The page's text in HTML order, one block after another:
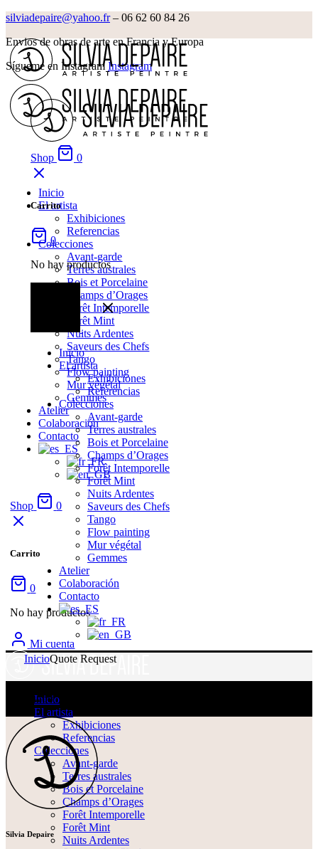
silviadepaire@yahoo.fr– 06 62 60 84 26‬
Envios de obras de arte en Francia y Europa
Sígueme en Instagram Instagram
Inicio
El artista
Exhibiciones
Referencias
Colecciones
Avant-garde
Terres australes
Bois et Porcelaine
Champs d’Orages
Forêt Intemporelle
Forêt Mint
Nuits Ardentes
Saveurs des Chefs
Tango
Flow painting
Mur végétal
Gemmes
Atelier
Colaboración
Contacto
Shop 0
Carrito
0
No hay productos
Mi cuenta
Inicio
El artista
Exhibiciones
Referencias
Colecciones
Avant-garde
Terres australes
Bois et Porcelaine
Champs d’Orages
Forêt Intemporelle
Forêt Mint
Nuits Ardentes
Shop 0
Carrito
0
No hay productos
Inicio
El artista
Exhibiciones
Referencias
Colecciones
Avant-garde
Terres australes
Bois et Porcelaine
Champs d’Orages
Forêt Intemporelle
Forêt Mint
Nuits Ardentes
Saveurs des Chefs
Tango
Flow painting
Mur végétal
Gemmes
Atelier
Colaboración
Contacto
InicioQuote Request
[gpls_woo_rfq_get_cart_sc]
Silvia Depaire